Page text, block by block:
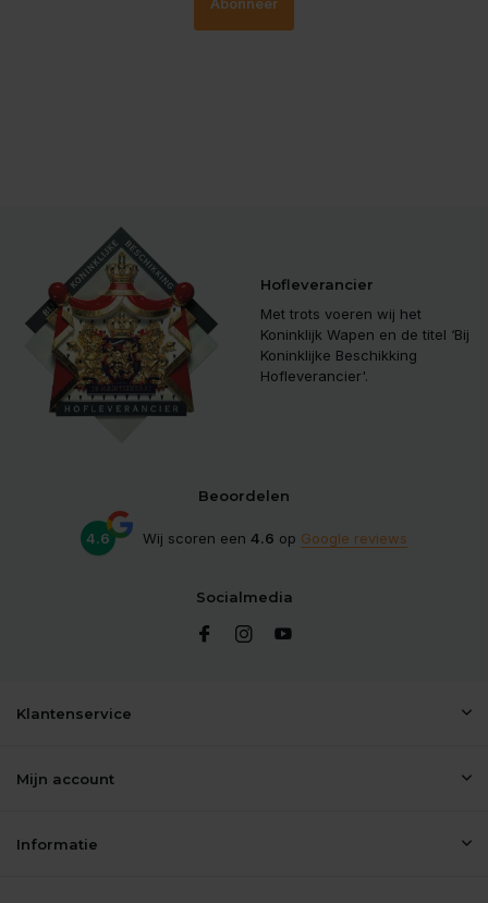
Abonneer
Hofleverancier
Met trots voeren wij het
Koninklijk Wapen en de titel ‘Bij
Koninklijke Beschikking
Hofleverancier'.
Beoordelen
4.6 Wij scoren een 4.6 op Google reviews
Socialmedia
Klantenservice
Mijn account
Informatie